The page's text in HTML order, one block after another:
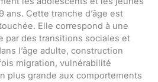
ans. Cette tranche d’âge est
Elle correspond à une
par des transitions sociales et
l’âge adulte, construction
migration, vulnérabilité
plus grande aux comportements